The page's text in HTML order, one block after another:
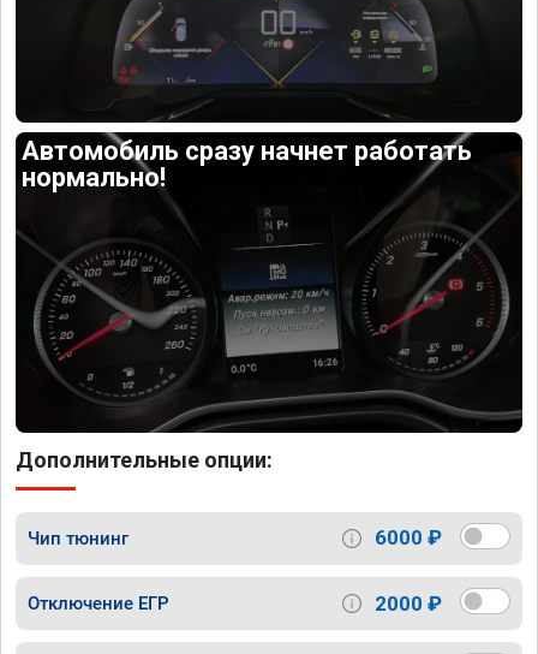
Автомобиль сразу начнет работать
нормально!
Дополнительные опции:
Чип тюнинг 6000 ₽
Отключение ЕГР 2000 ₽